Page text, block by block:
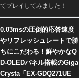
てプレイしてみました！
0.03msの圧倒的応答速度
やリフレッシュレートで勝
ちにこだわる！鮮やかなQ
D-OLEDパネル搭載のGiga
Crysta「EX-GDQ271UE